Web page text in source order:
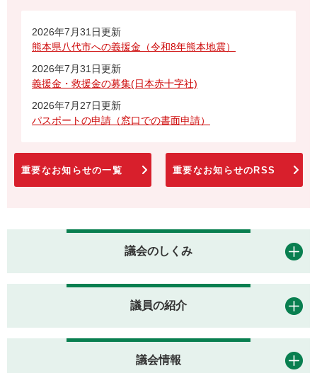
2026年7月31日更新
熊本県八代市への義援金（令和8年熊本地震）
2026年7月31日更新
義援金・救援金の募集(日本赤十字社)
2026年7月27日更新
パスポートの申請（窓口での書面申請）
重要なお知らせの一覧 重要なお知らせのRSS
議会のしくみ
議員の紹介
議会情報